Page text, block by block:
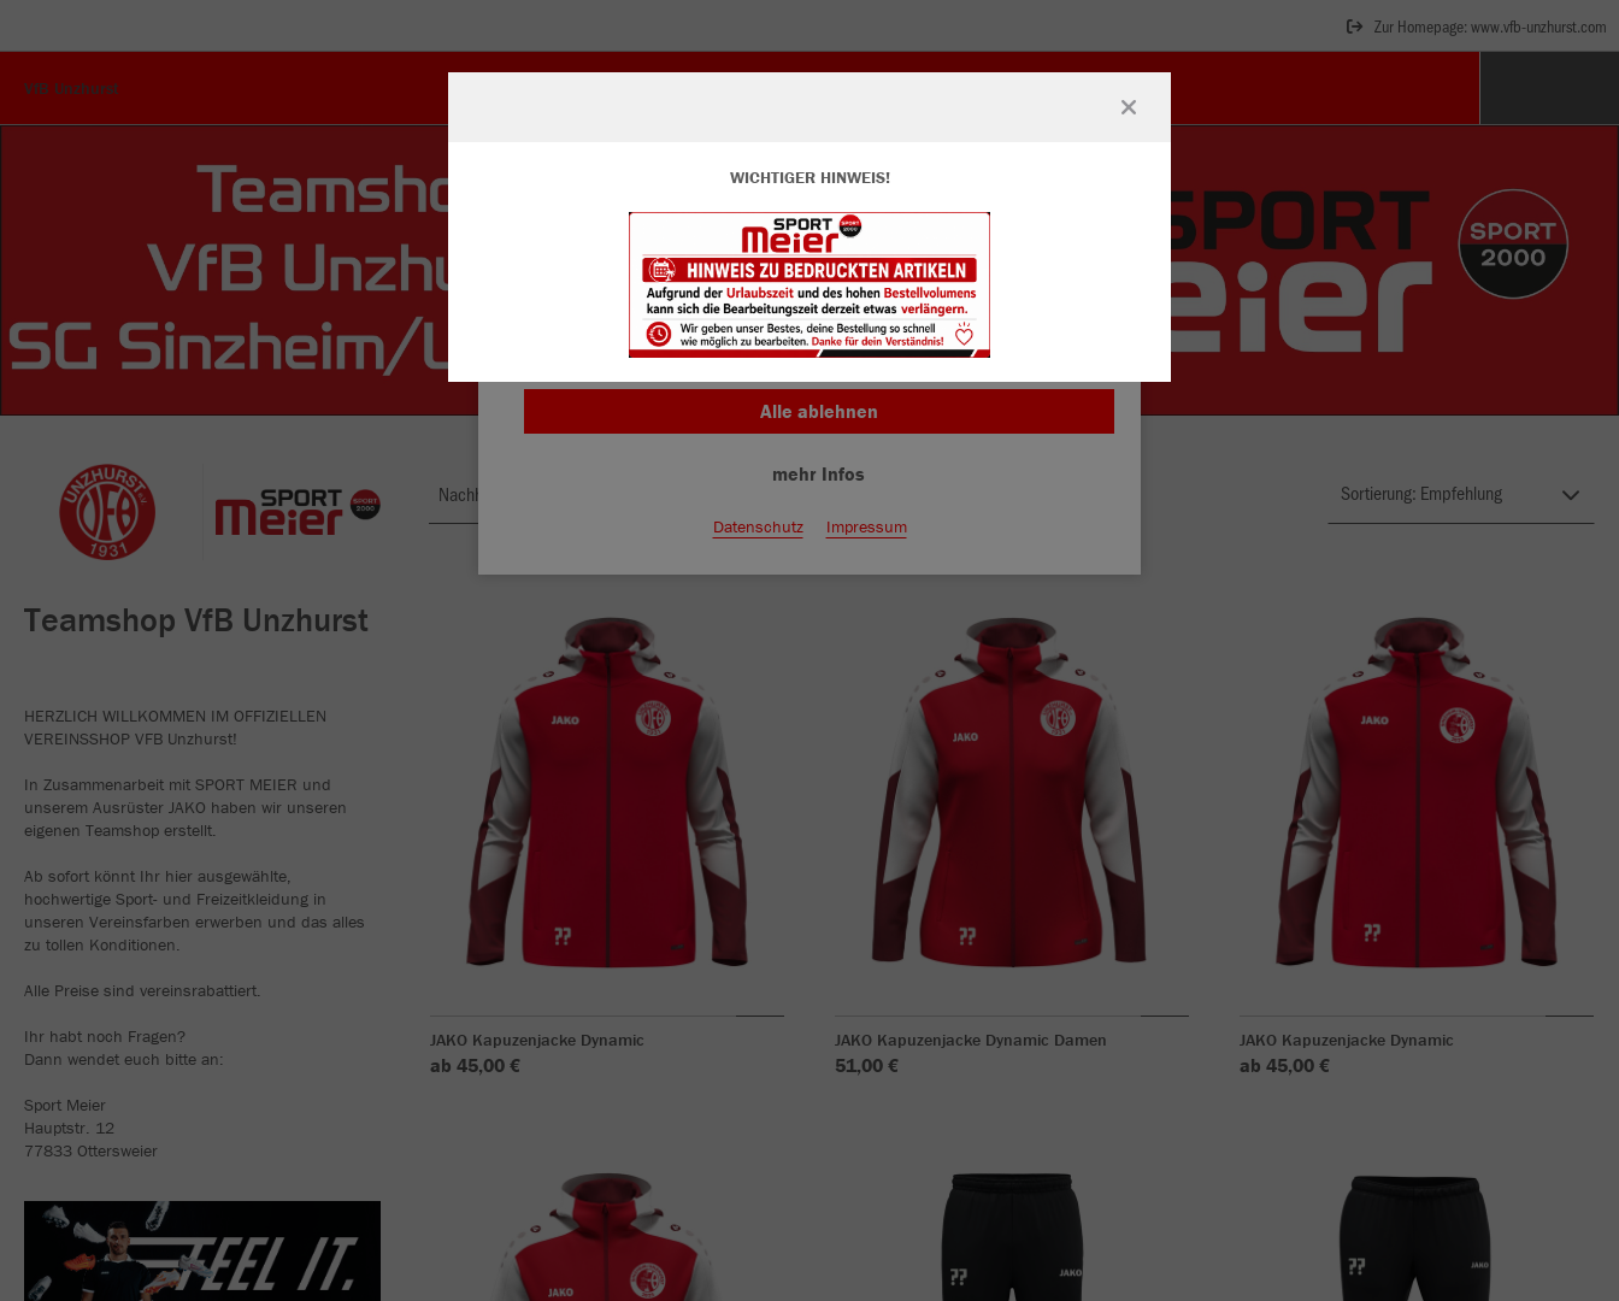
Zur Homepage: www.vfb-unzhurst.com
VfB Unzhurst
Teamshop VfB Unzhurst
HERZLICH WILLKOMMEN IM OFFIZIELLEN
VEREINSSHOP VFB Unzhurst!
In Zusammenarbeit mit SPORT MEIER und
unserem Ausrüster JAKO haben wir unseren
eigenen Teamshop erstellt.
Ab sofort könnt Ihr hier ausgewählte,
hochwertige Sport- und Freizeitkleidung in
unseren Vereinsfarben erwerben und das alles
zu tollen Konditionen.
Alle Preise sind vereinsrabattiert.
Ihr habt noch Fragen?
Dann wendet euch bitte an:
Sport Meier
Hauptstr. 12
77833 Ottersweier
Nachhaltig
JAKO Kapuzenjacke Dynamic
ab 45,00 €
JAKO Kapuzenjacke Dynamic Damen
51,00 €
JAKO Kapuzenjacke Dynamic
ab 45,00 €
WICHTIGER HINWEIS!
Durch die Analyse der Besucherdaten können wir dir personalisierte Inhalte
anzeigen und unsere Website verbessern. Weitere Informationen zu den
Cookies findest Du in den Einstellungen.
Alle akzeptieren
Alle ablehnen
mehr Infos
Datenschutz Impressum